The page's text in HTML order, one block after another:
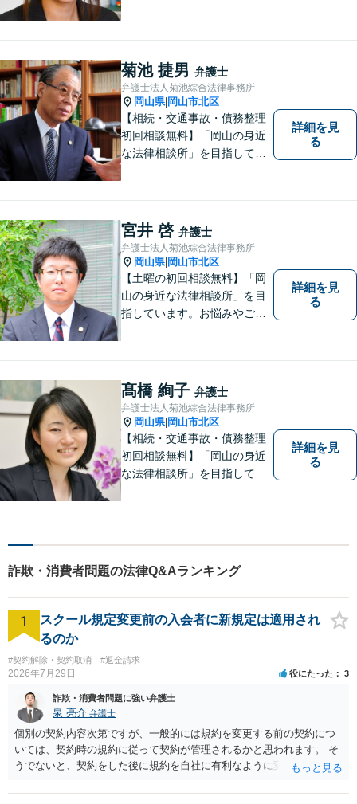
でサポートしていきます。ど
んなささいなことでも構いま
せん。お気軽にご相談くださ
い。【土曜日も受付可能】
【専用駐車場あり】
菊池 捷男 弁護士
弁護士法人菊池綜合法律事務所
岡山県| 岡山市北区
【相続・交通事故・債務整理
初回相談無料】「岡山の身近
な法律相談所」を目指してい
でサポートしていきます。ど
んなささいなことでも構いま
せん。お気軽にご相談くださ
い。【土曜日も受付可能】
【専用駐車場あり】
詳細を見
る
宮井 啓 弁護士
弁護士法人菊池綜合法律事務所
岡山県| 岡山市北区
【土曜の初回相談無料】「岡
山の身近な法律相談所」を目
指しています。お悩みやご不
きます。どんなささいなこと
でも構いません。お気軽にご
相談ください。【土曜日も受
付可能】【専用駐車場あり】
詳細を見
る
髙橋 絢子 弁護士
弁護士法人菊池綜合法律事務所
岡山県| 岡山市北区
【相続・交通事故・債務整理
初回相談無料】「岡山の身近
な法律相談所」を目指してい
んなささいなことでも構いま
い。【土曜日も受付可能】
【専用駐車場あり】
詳細を見
る
詐欺・消費者問題の法律Q&Aランキング
1
スクール規定変更前の入会者に新規定は適用され
るのか
#契約解除・契約取消 #返金請求
2026年7月29日 役にたった 3
詐欺・消費者問題に強い弁護士
泉 亮介 弁護士
個別の契約内容次第ですが、一般的には規約を変更する前の契約につ
いては、契約時の規約に従って契約が管理されるかと思われます。 そ
うでないと、契約をした後に規約を自社に有利なように変更し、それ
る場合があるかと思われます。